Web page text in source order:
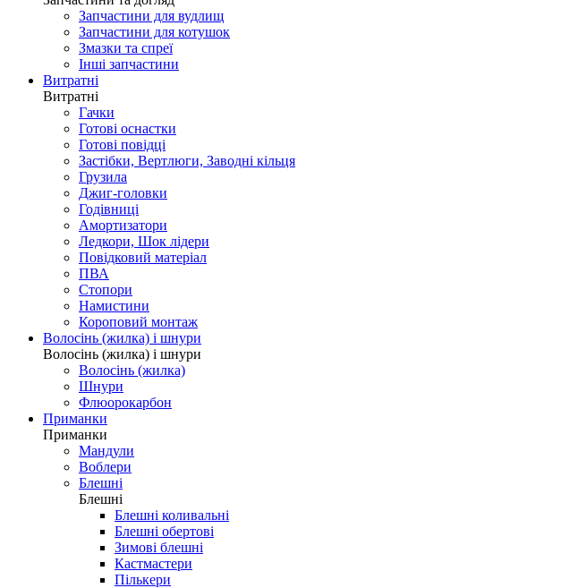
Запчастини для вудлищ
Запчастини для котушок
Змазки та спреї
Інші запчастини
Витратні
Витратні
Гачки
Готові оснастки
Готові повідці
Застібки, Вертлюги, Заводні кільця
Грузила
Джиг-головки
Годівниці
Амортизатори
Ледкори, Шок лідери
Повідковий матеріал
ПВА
Стопори
Намистини
Короповий монтаж
Волосінь (жилка) і шнури
Волосінь (жилка) і шнури
Волосінь (жилка)
Шнури
Флюорокарбон
Приманки
Приманки
Мандули
Воблери
Блешні
Блешні
Блешні коливальні
Блешні обертові
Зимові блешні
Кастмастери
Пількери